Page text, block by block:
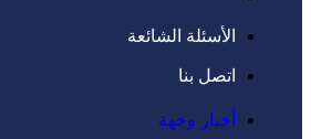
الأسئلة الشائعة
اتصل بنا
أخبار وجهة